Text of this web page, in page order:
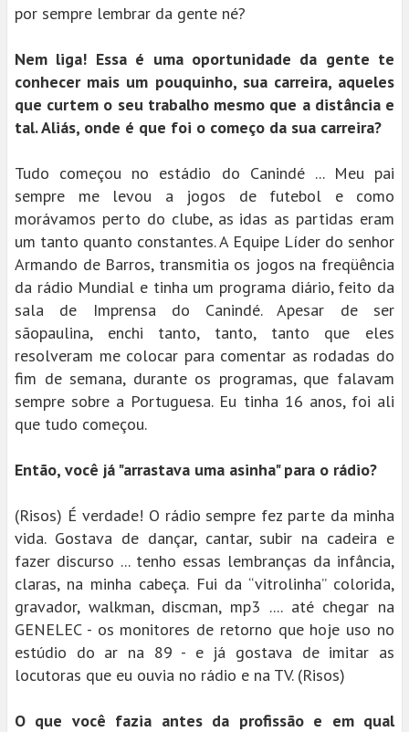
por sempre lembrar da gente né?
Nem liga! Essa é uma oportunidade da gente te
conhecer mais um pouquinho, sua carreira, aqueles
que curtem o seu trabalho mesmo que a distância e
tal. Aliás, onde é que foi o começo da sua carreira?
Tudo começou no estádio do Canindé ... Meu pai
sempre me levou a jogos de futebol e como
morávamos perto do clube, as idas as partidas eram
um tanto quanto constantes. A Equipe Líder do senhor
Armando de Barros, transmitia os jogos na freqüência
da rádio Mundial e tinha um programa diário, feito da
sala de Imprensa do Canindé. Apesar de ser
sãopaulina, enchi tanto, tanto, tanto que eles
resolveram me colocar para comentar as rodadas do
fim de semana, durante os programas, que falavam
sempre sobre a Portuguesa. Eu tinha 16 anos, foi ali
que tudo começou.
Então, você já "arrastava uma asinha" para o rádio?
(Risos) É verdade! O rádio sempre fez parte da minha
vida. Gostava de dançar, cantar, subir na cadeira e
fazer discurso ... tenho essas lembranças da infância,
claras, na minha cabeça. Fui da “vitrolinha” colorida,
gravador, walkman, discman, mp3 .... até chegar na
GENELEC - os monitores de retorno que hoje uso no
estúdio do ar na 89 - e já gostava de imitar as
locutoras que eu ouvia no rádio e na TV. (Risos)
O que você fazia antes da profissão e em qual